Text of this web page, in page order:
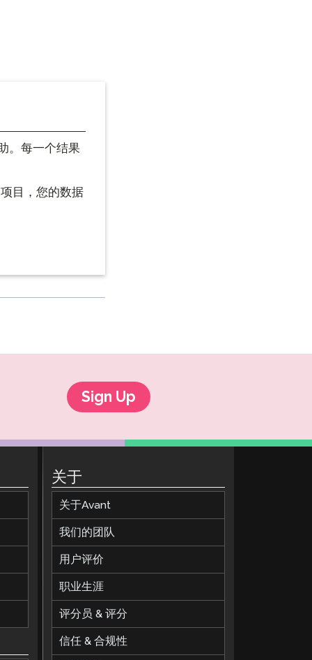
。每一个结果
目，您的数据
Sign Up
关于
关于Avant
我们的团队
用户评价
职业生涯
评分员 & 评分
信任 & 合规性